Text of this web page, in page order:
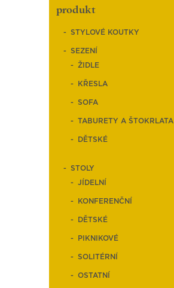
produkt
STYLOVÉ KOUTKY
SEZENÍ
ŽIDLE
KŘESLA
SOFA
TABURETY A ŠTOKRLATA
DĚTSKÉ
STOLY
JÍDELNÍ
KONFERENČNÍ
DĚTSKÉ
PIKNIKOVÉ
SOLITÉRNÍ
OSTATNÍ